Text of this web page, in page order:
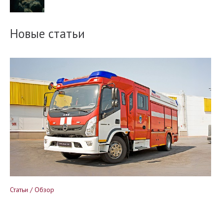
Новые статьи
Статьи / Обзор